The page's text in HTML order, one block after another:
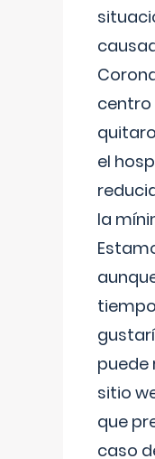
centro
el
la
puede
sitio
que
caso